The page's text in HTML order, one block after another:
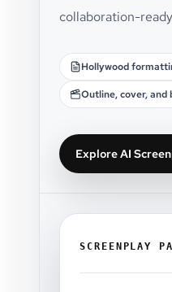
collaboration-
Hollywood
Outline, cover, and
Explore AI
SCREENPLAY